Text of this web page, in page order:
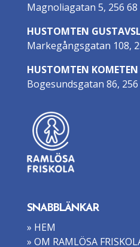
Magnoliagatan 5, 256
HUSTOMTEN
Markegångsgatan 108,
HUSTOMTEN KOMETEN
Bogesundsgatan 86,
SNABBLÄNKAR
» HEM
» OM RAMLÖSA